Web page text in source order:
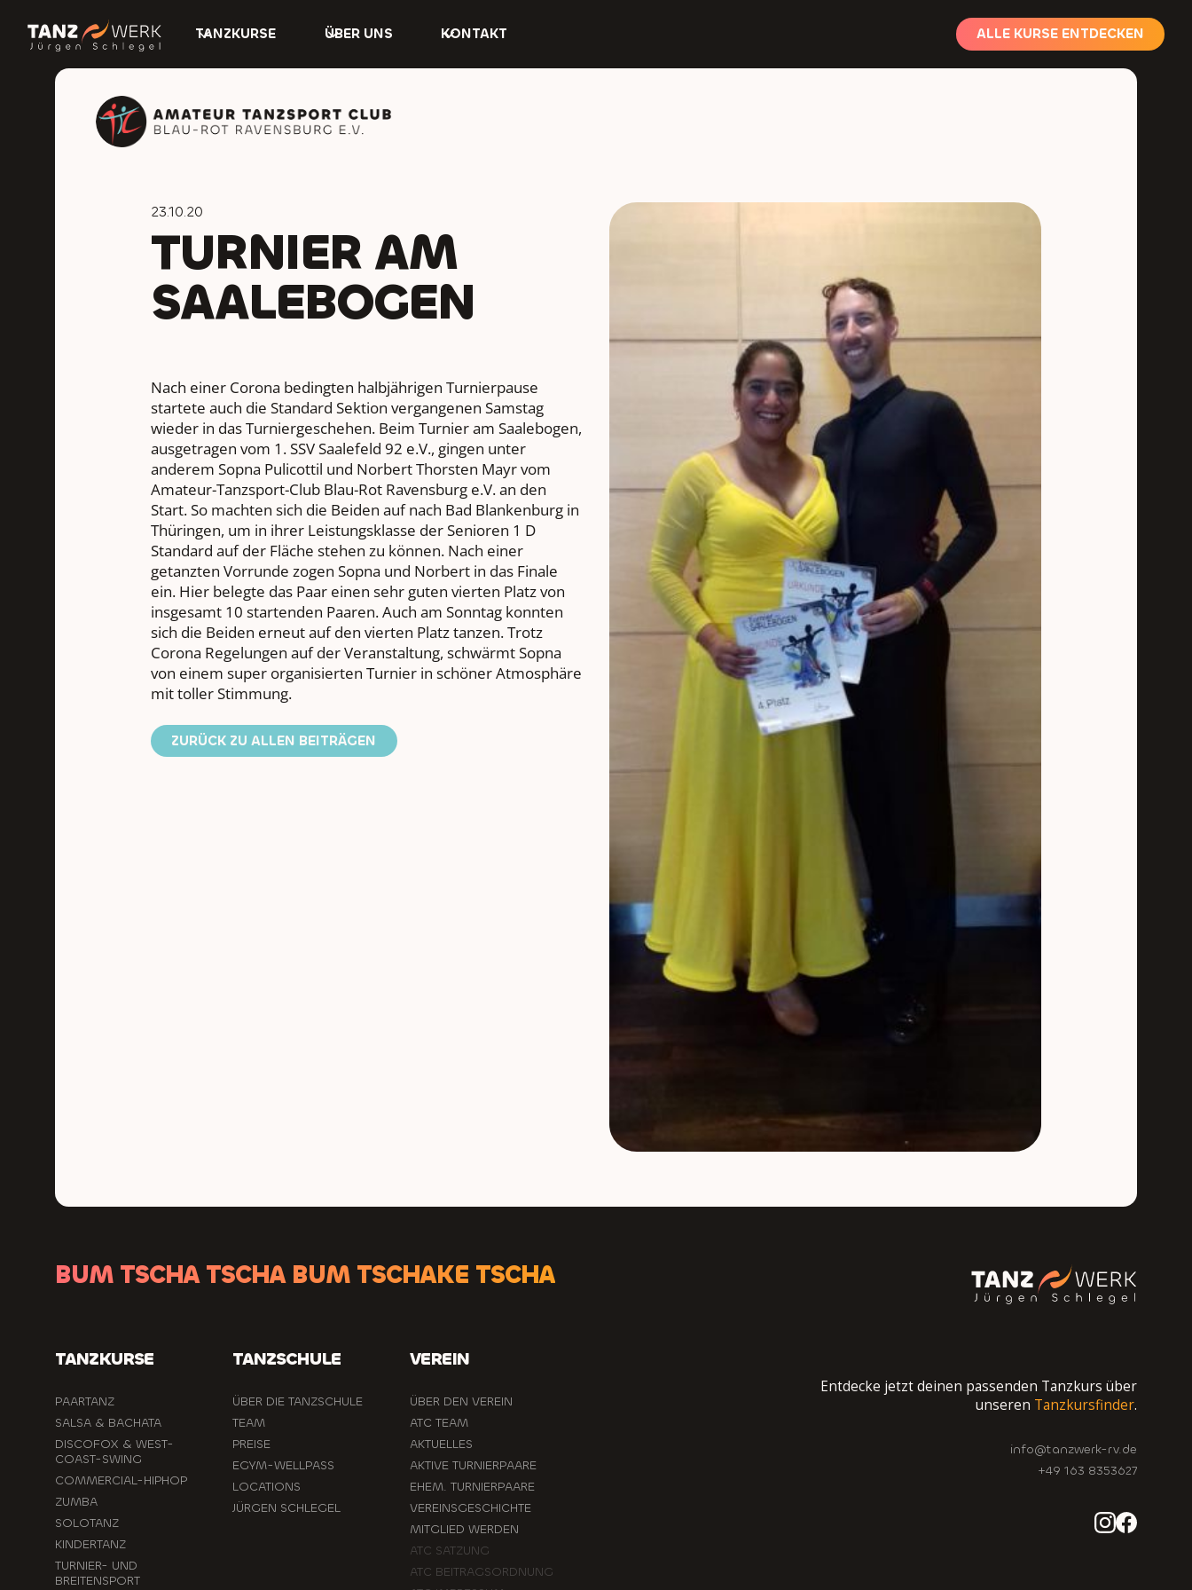
TANZKURSE ÜBER UNS KONTAKT ALLE KURSE ENTDECKEN
23.10.20
TURNIER AM
SAALEBOGEN
Nach einer Corona bedingten halbjährigen Turnierpause
startete auch die Standard Sektion vergangenen Samstag
wieder in das Turniergeschehen. Beim Turnier am Saalebogen,
ausgetragen vom 1. SSV Saalefeld 92 e.V., gingen unter
anderem Sopna Pulicottil und Norbert Thorsten Mayr vom
Amateur-Tanzsport-Club Blau-Rot Ravensburg e.V. an den
Start. So machten sich die Beiden auf nach Bad Blankenburg in
Thüringen, um in ihrer Leistungsklasse der Senioren 1 D
Standard auf der Fläche stehen zu können. Nach einer
getanzten Vorrunde zogen Sopna und Norbert in das Finale
ein. Hier belegte das Paar einen sehr guten vierten Platz von
insgesamt 10 startenden Paaren. Auch am Sonntag konnten
sich die Beiden erneut auf den vierten Platz tanzen. Trotz
Corona Regelungen auf der Veranstaltung, schwärmt Sopna
von einem super organisierten Turnier in schöner Atmosphäre
mit toller Stimmung.
ZURÜCK ZU ALLEN BEITRÄGEN
BUM TSCHA TSCHA BUM TSCHAKE TSCHA
TANZKURSE
PAARTANZ
SALSA & BACHATA
DISCOFOX & WEST-
COAST-SWING
COMMERCIAL-HIPHOP
ZUMBA
SOLOTANZ
KINDERTANZ
TURNIER- UND
BREITENSPORT
TANZSCHULE
ÜBER DIE TANZSCHULE
TEAM
PREISE
EGYM-WELLPASS
LOCATIONS
JÜRGEN SCHLEGEL
VEREIN
ÜBER DEN VEREIN
ATC TEAM
AKTUELLES
AKTIVE TURNIERPAARE
EHEM. TURNIERPAARE
VEREINSGESCHICHTE
MITGLIED WERDEN
ATC SATZUNG
ATC BEITRAGSORDNUNG
Entdecke jetzt deinen passenden Tanzkurs über
unseren Tanzkursfinder.
info@tanzwerk-rv.de
+49 163 8353627